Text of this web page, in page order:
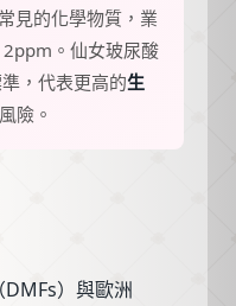
見的化學物質，業
。仙女玻尿酸
，代表更高的生
險。
）與歐洲